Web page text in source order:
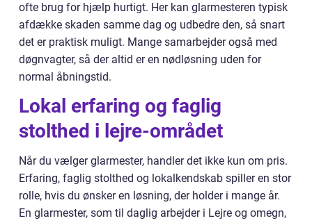
ofte brug for hjælp hurtigt. Her kan glarmesteren typisk
afdække skaden samme dag og udbedre den, så snart
det er praktisk muligt. Mange samarbejder også med
døgnvagter, så der altid er en nødløsning uden for
normal åbningstid.
Lokal erfaring og faglig
stolthed i lejre-området
Når du vælger glarmester, handler det ikke kun om pris.
Erfaring, faglig stolthed og lokalkendskab spiller en stor
rolle, hvis du ønsker en løsning, der holder i mange år.
En glarmester, som til daglig arbejder i Lejre og omegn,